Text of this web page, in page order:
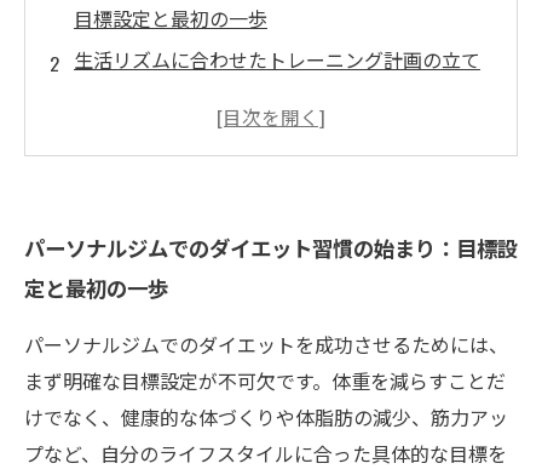
目標設定と最初の一歩
生活リズムに合わせたトレーニング計画の立て
食事管理の習慣化：パーソナルジムでの効果的
習慣が定着した先にある、健康的なライフスタ
イルの実現
パーソナルジムでのダイエット習慣の始まり：目標設
定と最初の一歩
パーソナルジムでのダイエットを成功させるためには、
まず明確な目標設定が不可欠です。体重を減らすことだ
けでなく、健康的な体づくりや体脂肪の減少、筋力アッ
プなど、自分のライフスタイルに合った具体的な目標を